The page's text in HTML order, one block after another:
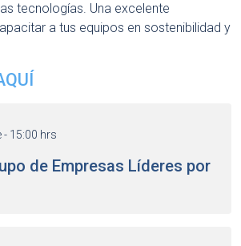
tecnologías. Una excelente
a tus equipos en sostenibilidad y
- 15:00 hrs
de Empresas Líderes por